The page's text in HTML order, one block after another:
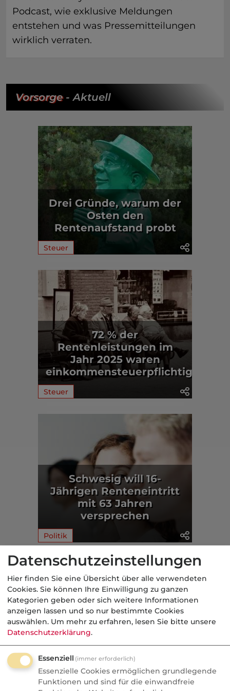
Podcast, wie exklusive Meldungen
entstehen und was Pressemitteilungen
wirklich verraten.
Vorsorge- Aktuell
Drei Gründe, warum der
Osten den
Rentenaufstand probt
Steuer
72 % der
Rentenleistungen im
Jahr 2025 waren
einkommensteuerpflichtig
Steuer
Schwesig will 16-
Jährigen Renteneintritt
mit 63 Jahren
versprechen
Politik
Aus der dvb-Redaktion
Politik
Nachrichten
Sorgen um Deutschlands
Kreditwürdigkeit
Die Bundesrepublik gehört zu den rund
einem Dutzend Staaten weltweit, denen
Datenschutzeinstellungen
Hier finden Sie eine Übersicht über alle verwendeten
Cookies. Sie können Ihre Einwilligung zu ganzen
Kategorien geben oder sich weitere Informationen
anzeigen lassen und so nur bestimmte Cookies
auswählen. Um mehr zu erfahren, lesen Sie bitte unsere
Datenschutzerklärung.
Essenziell (immer erforderlich)
Essenzielle Cookies ermöglichen grundlegende
Funktionen und sind für die einwandfreie